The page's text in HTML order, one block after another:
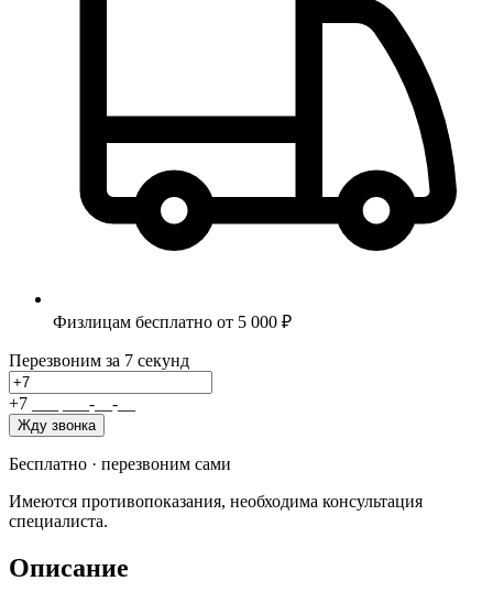
Физлицам бесплатно от 5 000 ₽
Перезвоним за 7 секунд
+7 - -
Жду звонка
Бесплатно · перезвоним сами
Имеются противопоказания, необходима консультация
специалиста.
Описание